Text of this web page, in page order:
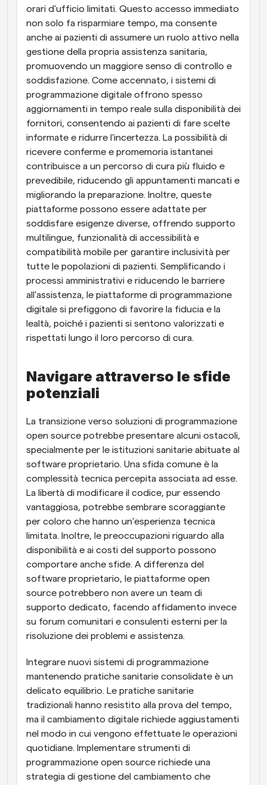
orari d'ufficio limitati. Questo accesso immediato
non solo fa risparmiare tempo, ma consente
anche ai pazienti di assumere un ruolo attivo nella
gestione della propria assistenza sanitaria,
promuovendo un maggiore senso di controllo e
soddisfazione. Come accennato, i sistemi di
programmazione digitale offrono spesso
aggiornamenti in tempo reale sulla disponibilità dei
fornitori, consentendo ai pazienti di fare scelte
informate e ridurre l'incertezza. La possibilità di
ricevere conferme e promemoria istantanei
contribuisce a un percorso di cura più fluido e
prevedibile, riducendo gli appuntamenti mancati e
migliorando la preparazione. Inoltre, queste
piattaforme possono essere adattate per
soddisfare esigenze diverse, offrendo supporto
multilingue, funzionalità di accessibilità e
compatibilità mobile per garantire inclusività per
tutte le popolazioni di pazienti. Semplificando i
processi amministrativi e riducendo le barriere
all'assistenza, le piattaforme di programmazione
digitale si prefiggono di favorire la fiducia e la
lealtà, poiché i pazienti si sentono valorizzati e
rispettati lungo il loro percorso di cura.
Navigare attraverso le sfide
potenziali
La transizione verso soluzioni di programmazione
open source potrebbe presentare alcuni ostacoli,
specialmente per le istituzioni sanitarie abituate al
software proprietario. Una sfida comune è la
complessità tecnica percepita associata ad esse.
La libertà di modificare il codice, pur essendo
vantaggiosa, potrebbe sembrare scoraggiante
per coloro che hanno un'esperienza tecnica
limitata. Inoltre, le preoccupazioni riguardo alla
disponibilità e ai costi del supporto possono
comportare anche sfide. A differenza del
software proprietario, le piattaforme open
source potrebbero non avere un team di
supporto dedicato, facendo affidamento invece
su forum comunitari e consulenti esterni per la
risoluzione dei problemi e assistenza.
Integrare nuovi sistemi di programmazione
mantenendo pratiche sanitarie consolidate è un
delicato equilibrio. Le pratiche sanitarie
tradizionali hanno resistito alla prova del tempo,
ma il cambiamento digitale richiede aggiustamenti
nel modo in cui vengono effettuate le operazioni
quotidiane. Implementare strumenti di
programmazione open source richiede una
strategia di gestione del cambiamento che